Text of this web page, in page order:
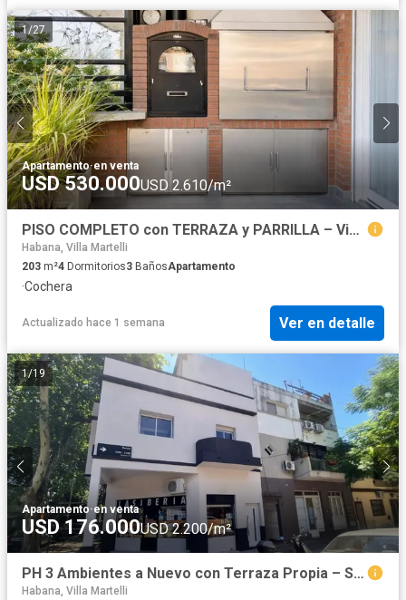
1/27
Apartamento·en venta
USD 530.000USD 2.610/m²
PISO COMPLETO con TERRAZA y PARRILLA – Vista abierta, COCHERA CUBIERTA | Villa Urquiza
Habana, Villa Martelli
203 m²4 Dormitorios3 BañosApartamento
·Cochera
Actualizado hace 1 semana Ver en detalle
1/19
Apartamento·en venta
USD 176.000USD 2.200/m²
PH 3 Ambientes a Nuevo con Terraza Propia – Sin Expensas Apto Crédito
Habana, Villa Martelli